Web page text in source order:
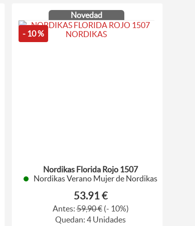
Novedad
- 10 %
Nordikas Florida Rojo 1507
Nordikas Verano Mujer de Nordikas
53.91 €
Antes:59,90 €(- 10%)
Quedan: 4 Unidades